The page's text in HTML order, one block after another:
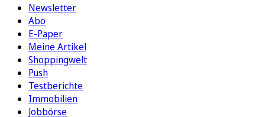
Newsletter
Abo
E-Paper
Meine Artikel
Shoppingwelt
Push
Testberichte
Immobilien
Jobbörse